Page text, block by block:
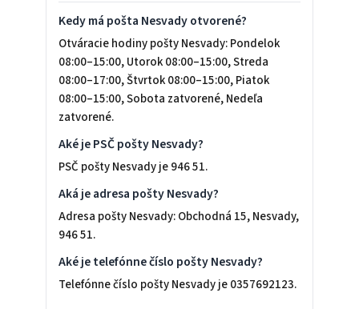
Kedy má pošta Nesvady otvorené?
Otváracie hodiny pošty Nesvady: Pondelok
08:00–15:00, Utorok 08:00–15:00, Streda
08:00–17:00, Štvrtok 08:00–15:00, Piatok
08:00–15:00, Sobota zatvorené, Nedeľa
zatvorené.
Aké je PSČ pošty Nesvady?
PSČ pošty Nesvady je 946 51.
Aká je adresa pošty Nesvady?
Adresa pošty Nesvady: Obchodná 15, Nesvady,
946 51.
Aké je telefónne číslo pošty Nesvady?
Telefónne číslo pošty Nesvady je 0357692123.